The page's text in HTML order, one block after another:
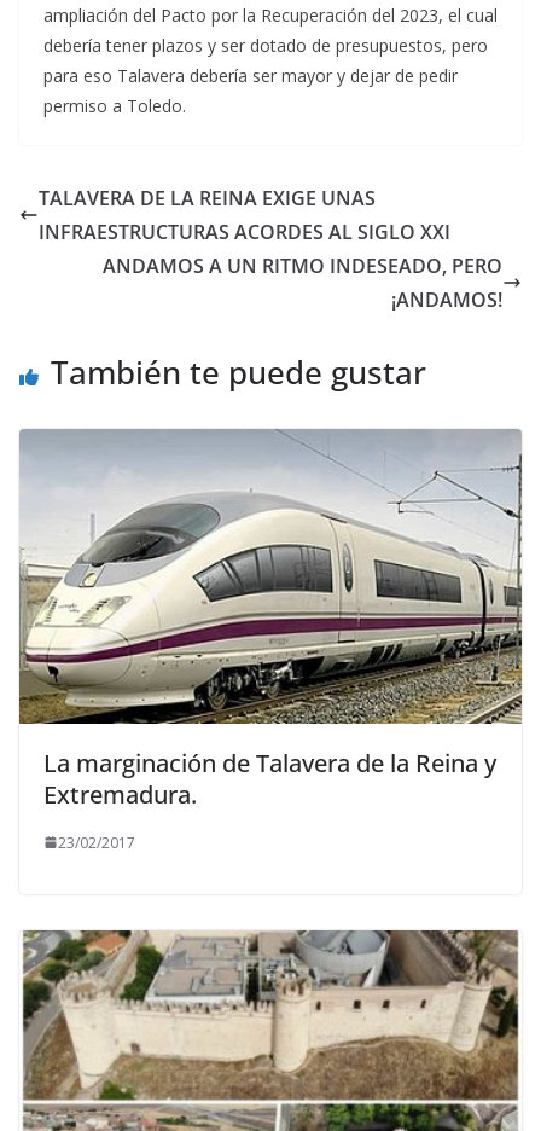
ampliación del Pacto por la Recuperación del 2023, el cual
debería tener plazos y ser dotado de presupuestos, pero
para eso Talavera debería ser mayor y dejar de pedir
permiso a Toledo.
TALAVERA DE LA REINA EXIGE UNAS
INFRAESTRUCTURAS ACORDES AL SIGLO XXI
ANDAMOS A UN RITMO INDESEADO, PERO
¡ANDAMOS!
También te puede gustar
La marginación de Talavera de la Reina y
Extremadura.
23/02/2017